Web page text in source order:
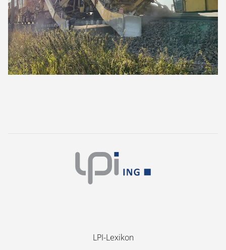
NavigationLPI-Lexikon